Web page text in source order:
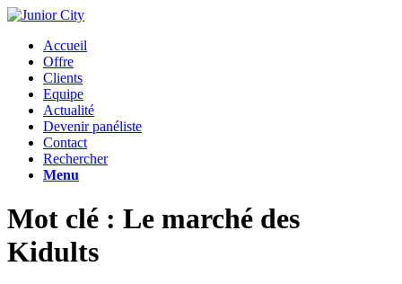
Accueil
Offre
Clients
Equipe
Actualité
Devenir panéliste
Contact
Rechercher
Menu
Mot clé : Le marché des
Kidults